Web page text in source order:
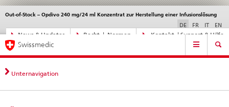
Direktnavigation
News,
Rechtsgrundlagen,
News & Updates Recht | Normen Kontakt | Support & Hilfe
Out-of-Stock – Opdivo 240 mg/24 ml Konzentrat zur Herstellung einer Infusionslösung
Sprachwahl
DE FR IT EN
Service
Hauptnavigation
Swissmedic
Unternavigation